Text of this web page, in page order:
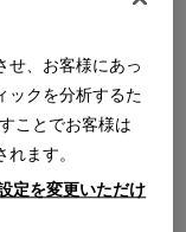
ソファ
STARCK
Collection
せ、お客様にあっ
ックを分析するた
ことでお客様は
ます。
定を変更いただけ